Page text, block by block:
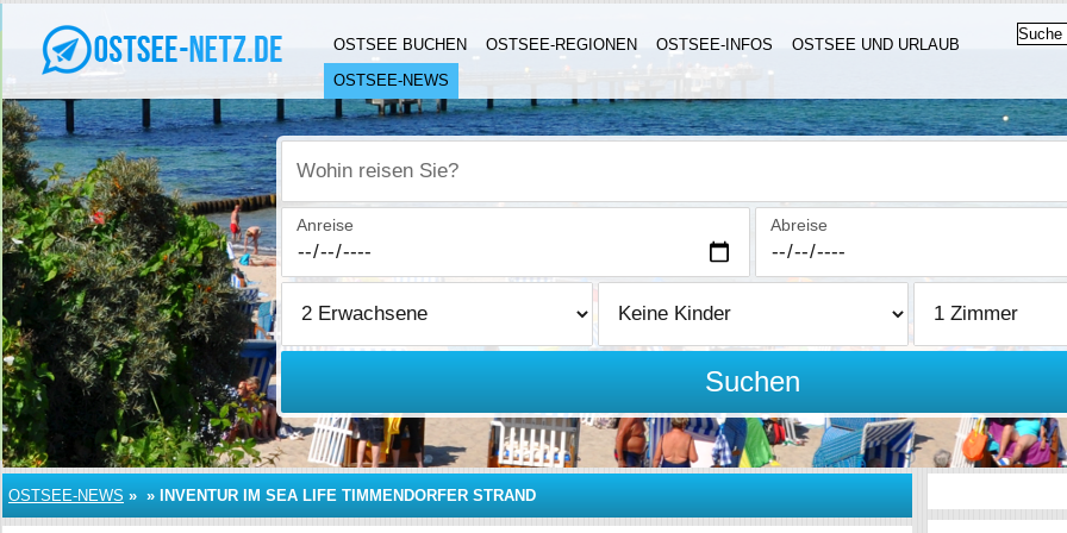
OSTSEE BUCHEN OSTSEE-REGIONEN OSTSEE-INFOS
OSTSEE UND URLAUB
OSTSEE-NEWS
Wohin reisen Sie?
Anreise Abreise
Suchen
OSTSEE-NEWS » » INVENTUR IM SEA LIFE TIMMENDORFER STRAND